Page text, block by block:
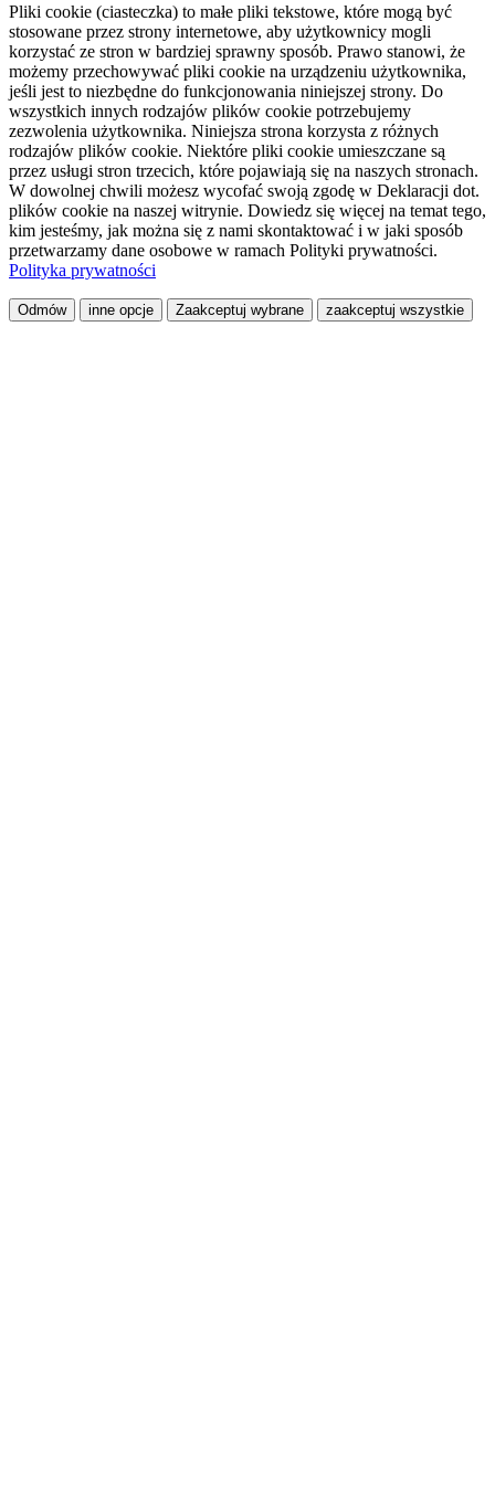
Pliki cookie (ciasteczka) to małe pliki tekstowe, które mogą być
stosowane przez strony internetowe, aby użytkownicy mogli
korzystać ze stron w bardziej sprawny sposób. Prawo stanowi, że
możemy przechowywać pliki cookie na urządzeniu użytkownika,
jeśli jest to niezbędne do funkcjonowania niniejszej strony. Do
wszystkich innych rodzajów plików cookie potrzebujemy
zezwolenia użytkownika. Niniejsza strona korzysta z różnych
rodzajów plików cookie. Niektóre pliki cookie umieszczane są
przez usługi stron trzecich, które pojawiają się na naszych stronach.
W dowolnej chwili możesz wycofać swoją zgodę w Deklaracji dot.
plików cookie na naszej witrynie. Dowiedz się więcej na temat tego,
kim jesteśmy, jak można się z nami skontaktować i w jaki sposób
przetwarzamy dane osobowe w ramach Polityki prywatności.
Polityka prywatności
Odmów inne opcje Zaakceptuj wybrane zaakceptuj wszystkie